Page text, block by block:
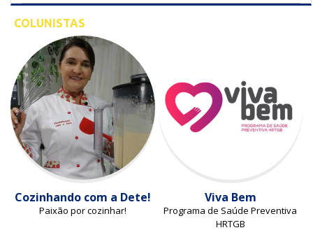
COLUNISTAS
Cozinhando com a Dete!
Paixão por cozinhar!
Viva Bem
Programa de Saúde Preventiva
HRTGB